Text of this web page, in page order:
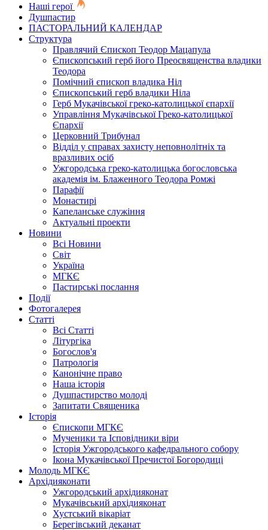
Наші герої
Душпастир
ПАСТОРАЛЬНИЙ КАЛЕНДАР
Структура
Правлячий Єпископ Теодор Мацапула
Єпископський герб його Преосвященства владики
Теодора
Помічний єпископ владика Ніл
Єпископський герб владики Ніла
Герб Мукачівської греко-католицької єпархії
Управління Мукачівської Греко-католицької
Єпархії
Церковний Трибунал
Відділ у справах захисту неповнолітніх та
вразливих осіб
Ужгородська греко-католицька богословська
академія ім. Блаженного Теодора Ромжі
Парафії
Монастирі
Капеланське служіння
Актуальні проекти
Новини
Всі Новини
Світ
Україна
МГКЄ
Пастирські послання
Події
Фотогалерея
Статті
Всі Статті
Літургіка
Богослов'я
Патрологія
Канонічне право
Наша історія
Душпастирство молоді
Запитати Священика
Історія
Єпископи МГКЄ
Мученики та Ісповідники віри
Історія Ужгородського кафедрального собору
Ікона Мукачівської Пречистої Богородиці
Молодь МГКЄ
Архідияконати
Ужгородський архідияконат
Мукачівський архідияконат
Хустський вікаріат
Берегівський деканат